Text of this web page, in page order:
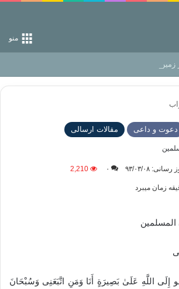
منو
دوری وکناره‌گیری از راه خداست‌!
دعوت و داعی مقالات ارسالی
۹۳/۰۳/۰۸ ۰ 2,210
إِلَى اللَّهِ عَلَىٰ بَصِیرَةٍ أَنَا وَمَنِ اتَّبَعَنِی وَسُبْحَانَ